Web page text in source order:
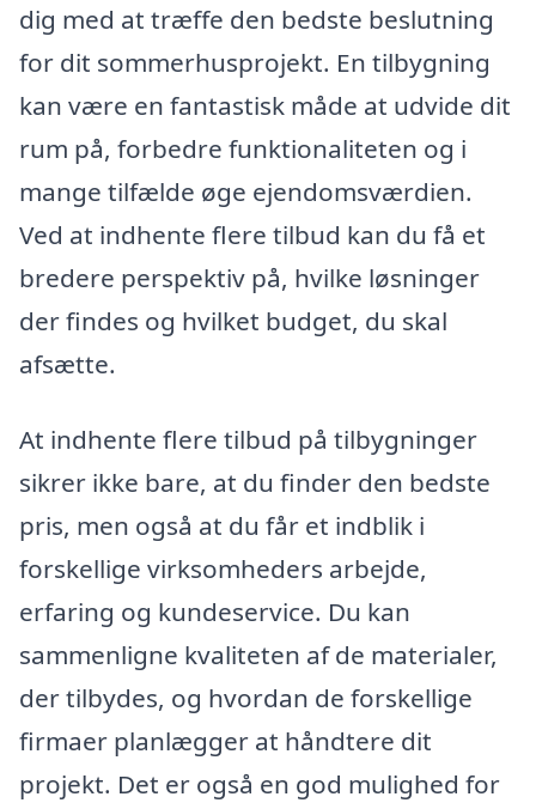
dig med at træffe den bedste beslutning
for dit sommerhusprojekt. En tilbygning
kan være en fantastisk måde at udvide dit
rum på, forbedre funktionaliteten og i
mange tilfælde øge ejendomsværdien.
Ved at indhente flere tilbud kan du få et
bredere perspektiv på, hvilke løsninger
der findes og hvilket budget, du skal
afsætte.
At indhente flere tilbud på tilbygninger
sikrer ikke bare, at du finder den bedste
pris, men også at du får et indblik i
forskellige virksomheders arbejde,
erfaring og kundeservice. Du kan
sammenligne kvaliteten af de materialer,
der tilbydes, og hvordan de forskellige
firmaer planlægger at håndtere dit
projekt. Det er også en god mulighed for